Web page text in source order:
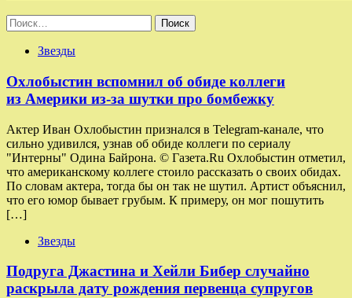
Найти:
Звезды
Охлобыстин вспомнил об обиде коллеги
из Америки из-за шутки про бомбежку
Актер Иван Охлобыстин признался в Telegram-канале, что
сильно удивился, узнав об обиде коллеги по сериалу
"Интерны" Одина Байрона. © Газета.Ru Охлобыстин отметил,
что американскому коллеге стоило рассказать о своих обидах.
По словам актера, тогда бы он так не шутил. Артист объяснил,
что его юмор бывает грубым. К примеру, он мог пошутить
[…]
Звезды
Подруга Джастина и Хейли Бибер случайно
раскрыла дату рождения первенца супругов